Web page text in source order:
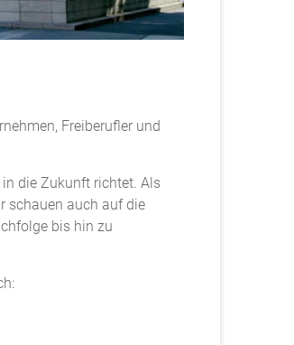
Freiberufler und
die Zukunft richtet. Als
schauen auch auf die
bis hin zu